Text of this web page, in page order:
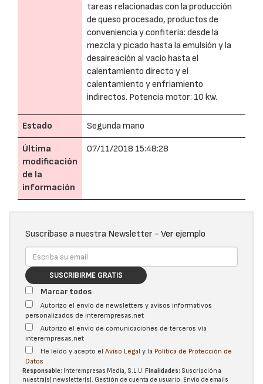
tareas relacionadas con la producción
de queso procesado, productos de
conveniencia y confitería: desde la
mezcla y picado hasta la emulsión y la
desaireación al vacío hasta el
calentamiento directo y el
calentamiento y enfriamiento
indirectos. Potencia motor: 10 kw.
Estado Segunda mano
Última
modificación
de la
información
07/11/2018 15:48:28
Suscríbase a nuestra Newsletter - Ver ejemplo
SUSCRIBIRME GRATIS
Marcar todos
Autorizo el envío de newsletters y avisos informativos
personalizados de interempresas.net
Autorizo el envío de comunicaciones de terceros vía
interempresas.net
He leído y acepto el Aviso Legal y la Política de Protección de
Datos
Responsable: Interempresas Media, S.L.U. Finalidades: Suscripción a
nuestra(s) newsletter(s). Gestión de cuenta de usuario. Envío de emails